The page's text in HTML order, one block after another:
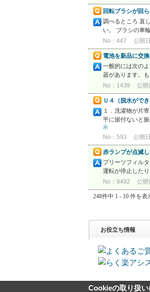
回転ブラシが回
調べるところ 直
い。 ブラシの車
No：447 公開
電池を新品に交
一般的には次の
器があります。
No：1439
公開
Ｕ４（脱水がで
１．洗濯物が片
平に据付ないと
示
No：593 公開
赤ランプが点滅
プリーツフィル
運転が停止した
No：9492
公開
248件中 1 - 10 件を表
お役立ち情報
Cookieの取り扱い